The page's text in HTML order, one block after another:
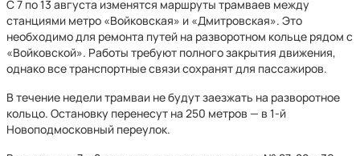
С 7 по 13 августа изменятся маршруты трамваев между
станциями метро «Войковская» и «Дмитровская». Это
необходимо для ремонта путей на разворотном кольце рядом с
«Войковской». Работы требуют полного закрытия движения,
однако все транспортные связи сохранят для пассажиров.
В течение недели трамваи не будут заезжать на разворотное
кольцо. Остановку перенесут на 250 метров — в 1-й
Новоподмосковный переулок.